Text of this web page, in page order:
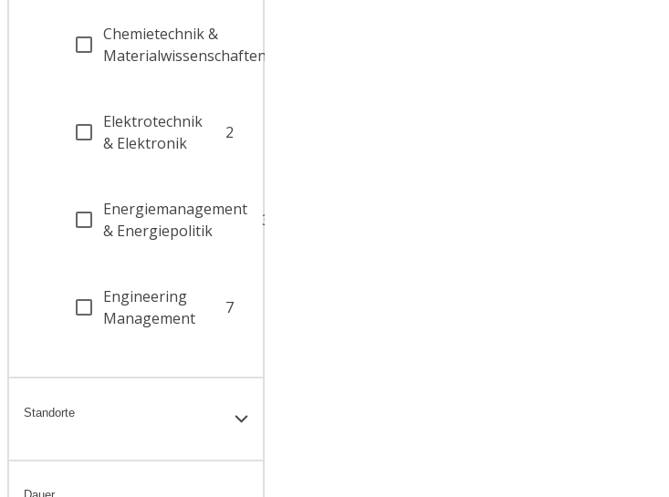
Chemietechnik &
Materialwissenschaften
Elektrotechnik
& Elektronik
2
Energiemanagement
& Energiepolitik
3
Engineering
Management
7
Standorte